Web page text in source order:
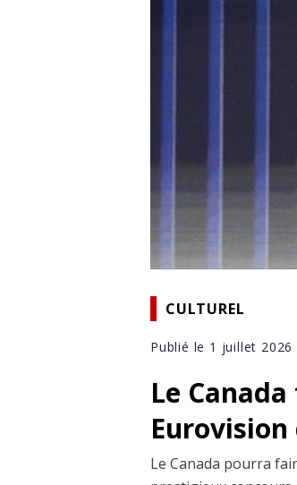
CULTUREL
Publié le 1 juillet 2026
Le
Le Canada pourra